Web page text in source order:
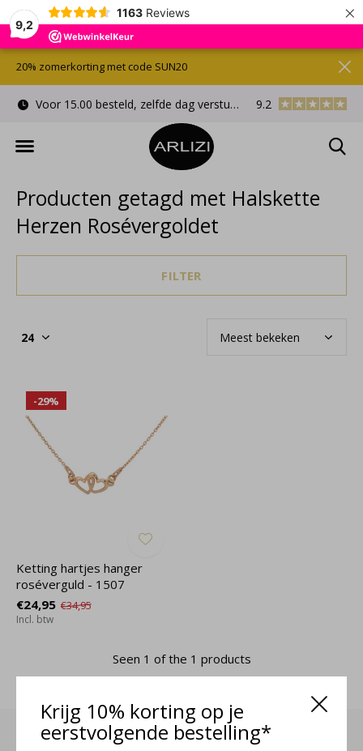
9,2
1163 Reviews ×
Krijg 10% korting op je
eerstvolgende bestelling*
Voor 15.00 besteld, zelfde dag verstuurd Gratis
9.2
20% zomerkorting met code SUN20
Producten getagd met Halskette
Herzen Rosévergoldet
FILTER
-29%
Ketting hartjes hanger
roséverguld - 1507
€24,95 €34,95
Incl. btw
Seen 1 of the 1 products